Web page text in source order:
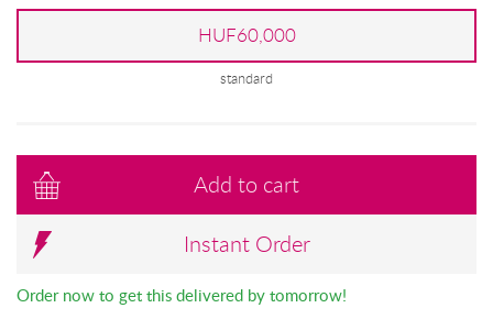
HUF60,000
standard
Add to cart
Instant Order
Order now to get this delivered by tomorrow!